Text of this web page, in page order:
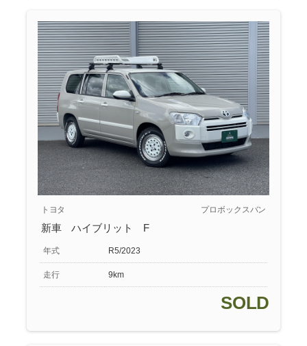
トヨタ プロボックスバン
新車 ハイブリット F
年式 R5/2023
走行 9km
SOLD